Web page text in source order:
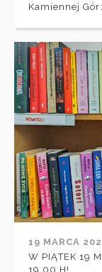
Kamiennej
19 MARCA
W PIĄTEK 19
19.00 H!